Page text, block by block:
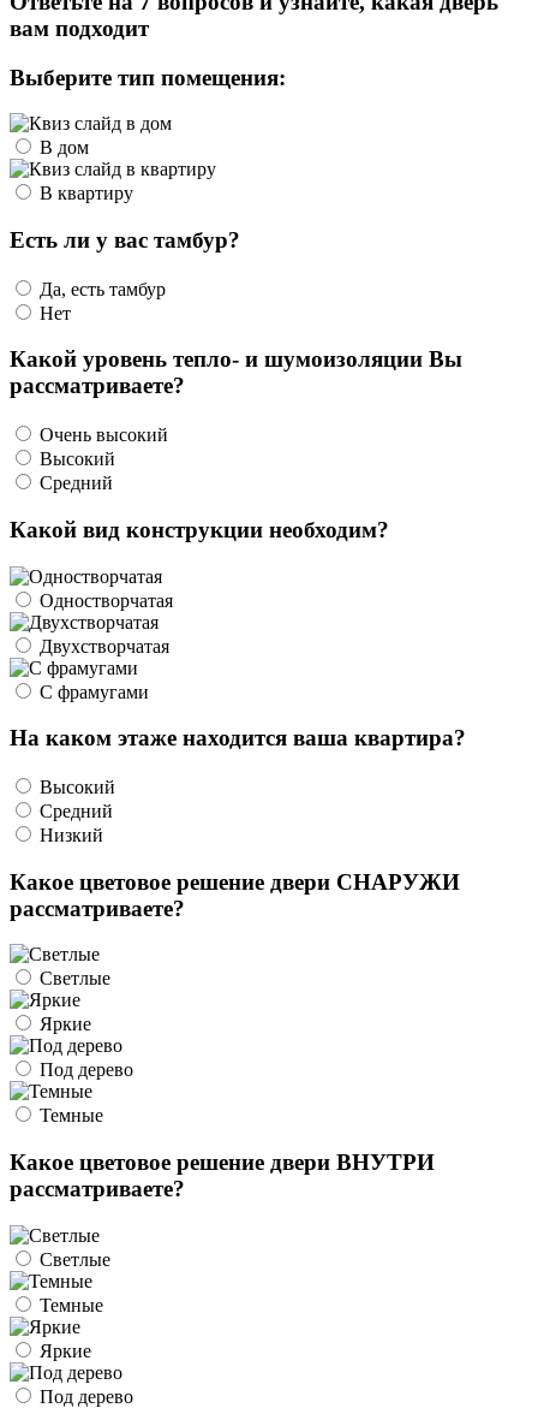
вам подходит
Выберите тип помещения:
В дом
В квартиру
Есть ли у вас тамбур?
Да, есть тамбур
Нет
Какой уровень тепло- и шумоизоляции Вы
рассматриваете?
Очень высокий
Высокий
Средний
Какой вид конструкции необходим?
Одностворчатая
Двухстворчатая
С фрамугами
На каком этаже находится ваша квартира?
Высокий
Средний
Низкий
Какое цветовое решение двери СНАРУЖИ
рассматриваете?
Светлые
Яркие
Под дерево
Темные
Какое цветовое решение двери ВНУТРИ
рассматриваете?
Светлые
Темные
Яркие
Под дерево